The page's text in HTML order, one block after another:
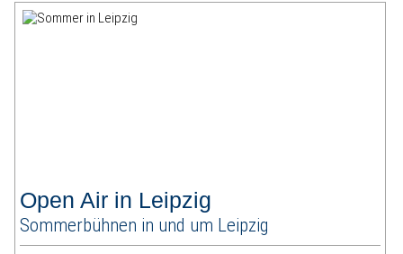
Open Air in Leipzig
Sommerbühnen in und um Leipzig